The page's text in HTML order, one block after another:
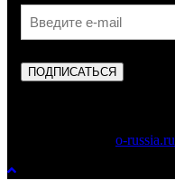
ПОДПИСАТЬСЯ
o-russia.ru